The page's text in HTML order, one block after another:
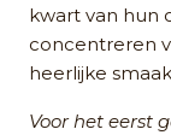
kwart van hun
concentreren
heerlijke
Voor het eerst